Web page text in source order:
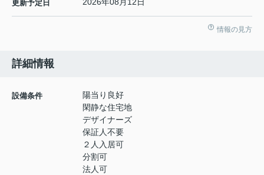
更新予定日
情報の見方
詳細情報
設備条件
陽当り良好
閑静な住宅地
デザイナーズ
保証人不要
２人入居可
分割可
法人可